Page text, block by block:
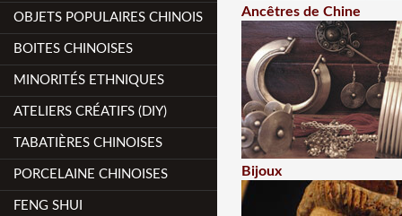
OBJETS POPULAIRES CHINOIS
BOITES CHINOISES
MINORITÉS ETHNIQUES
ATELIERS CRÉATIFS (DIY)
TABATIÈRES CHINOISES
PORCELAINE CHINOISES
FENG SHUI
Ancêtres de Chine
Bijoux